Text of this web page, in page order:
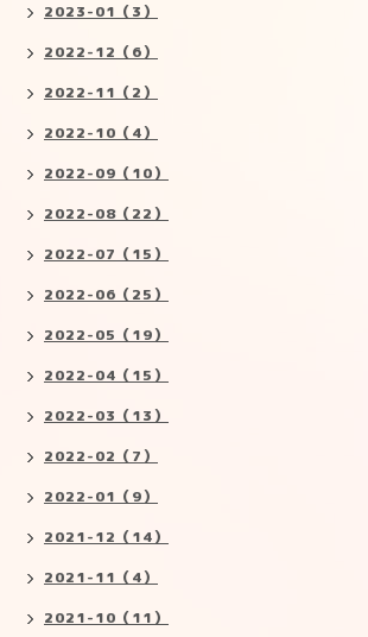
2023-01（3）
2022-12（6）
2022-11（2）
2022-10（4）
2022-09（10）
2022-08（22）
2022-07（15）
2022-06（25）
2022-05（19）
2022-04（15）
2022-03（13）
2022-02（7）
2022-01（9）
2021-12（14）
2021-11（4）
2021-10（11）